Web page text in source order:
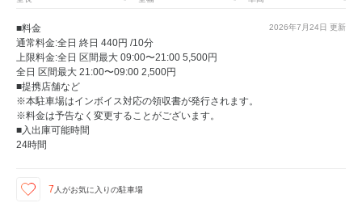
2026年7月24日 更新
■料金
通常料金:全日 終日 440円 /10分
上限料金:全日 区間最大 09:00〜21:00 5,500円
全日 区間最大 21:00〜09:00 2,500円
■提携店舗など
※本駐車場はインボイス対応の領収書が発行されます。
※料金は予告なく変更することがございます。
■入出庫可能時間
24時間
7 人がお気に入りの駐車場